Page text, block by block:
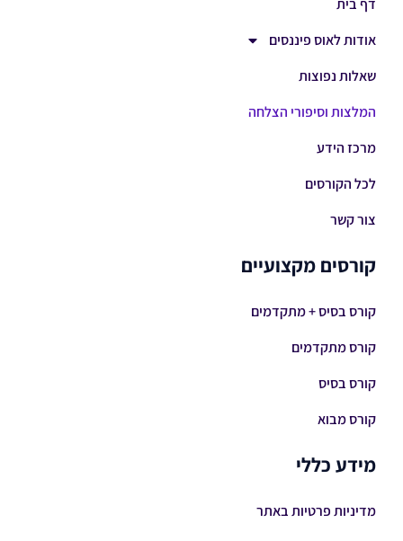
דף בית
אודות לאוס פיננסים
שאלות נפוצות
המלצות וסיפורי הצלחה
מרכז הידע
לכל הקורסים
צור קשר
קורסים מקצועיים
קורס בסיס + מתקדמים
קורס מתקדמים
קורס בסיס
קורס מבוא
מידע כללי
מדיניות פרטיות באתר